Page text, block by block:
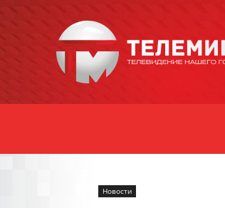
Уссурийска
Новости